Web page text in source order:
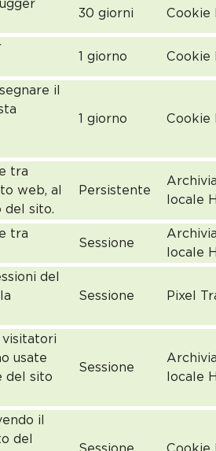
30 giorni Cookie
1 giorno Cookie
il
1 giorno Cookie
tra
web, al
del sito.
Persistente
locale
tra
Sessione
locale
del
Sessione Pixel
usate
del sito
Sessione
locale
il
del